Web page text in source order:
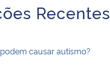
Recentes
causar autismo?